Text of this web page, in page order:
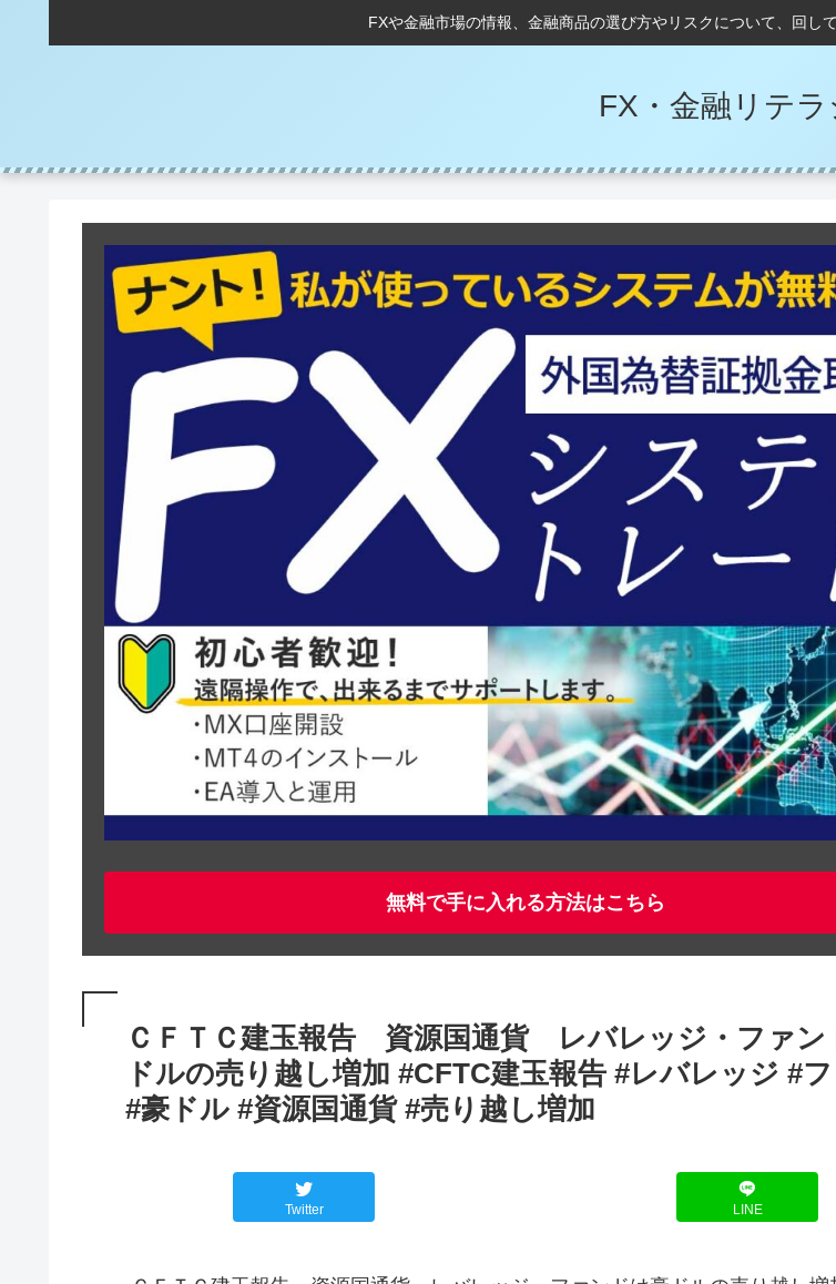
FXや金融市場の情報、金融商品の選び方やリスクについて、回し
FX・金融リテラ
無料で手に入れる方法はこちら
ＣＦＴＣ建玉報告 資源国通貨 レバレッジ・ファン
ドルの売り越し増加 #CFTC建玉報告 #レバレッジ #
#豪ドル #資源国通貨 #売り越し増加
Twitter LINE